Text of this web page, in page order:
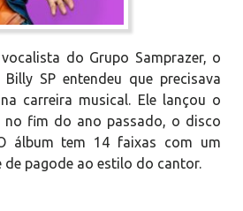
do Grupo Samprazer, o
SP entendeu que precisava
carreira musical. Ele lançou o
fim do ano passado, o disco
álbum tem 14 faixas com um
de pagode ao estilo do cantor.